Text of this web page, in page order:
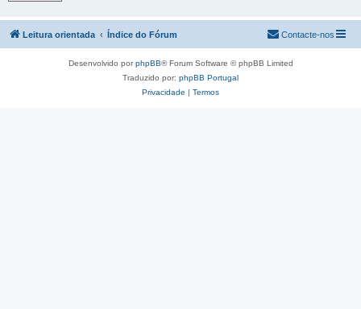
Leitura orientada Índice do Fórum Contacte-nos
Desenvolvido porphpBB® Forum Software © phpBB Limited
Traduzido por: phpBB Portugal
Privacidade | Termos